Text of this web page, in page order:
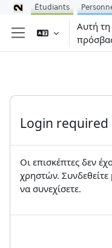
Μετάβαση στο κεντρικό
Πλευρικός
Αυτή τη
Login required
Οι επισκέπτες δεν
χρηστών.
να συνεχίσετε.
Étudiants